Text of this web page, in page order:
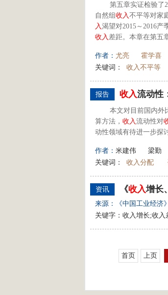
第五章实证检验了
自然组 收入不平等对家
入渴望对2015～2016产
收入 差距。本章在第五
作者： 尤亮 霍学喜
关键词：
收入不平等
报告 收入流动性
本文对目前国内外
算方法， 收入流动性对
动性领域有待进一步探
作者： 米建伟 梁勤
关键词：
收入分配
资讯 《收入增长、
来源：《中国工业经济》
关键字：收入增长;收入
首页 上页